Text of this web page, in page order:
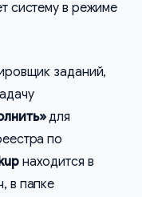
систему в режиме
заданий,
для
по
находится в
в папке